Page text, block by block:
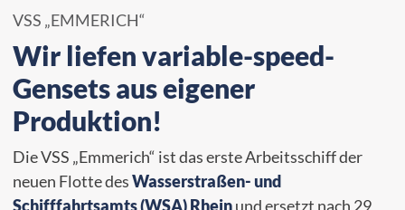
VSS „EMMERICH“
Wir liefen variable-speed-
Gensets aus eigener
Produktion!
Die VSS „Emmerich“ ist das erste Arbeitsschiff der
neuen Flotte desWasserstraßen- und
Schifffahrtsamts (WSA) Rheinund ersetzt nach 29